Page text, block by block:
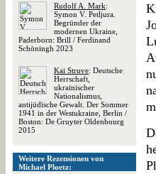
Rudolf A. Mark:
Symon V. Petljura.
Begründer der
modernen Ukraine,
Paderborn: Brill / Ferdinand
Schöningh 2023
Kai Struve: Deutsche
Herrschaft,
ukrainischer
Nationalismus,
antijüdische Gewalt. Der Sommer
1941 in der Westukraine, Berlin /
Boston: De Gruyter Oldenbourg
2015
Weitere Rezensionen von
Michael Ploetz: